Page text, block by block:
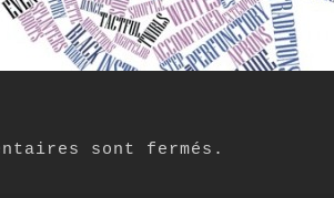
sont fermés.